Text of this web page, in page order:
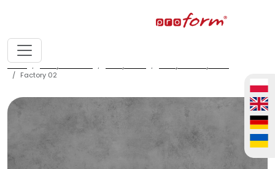
home fronty meblowe
Factory 02